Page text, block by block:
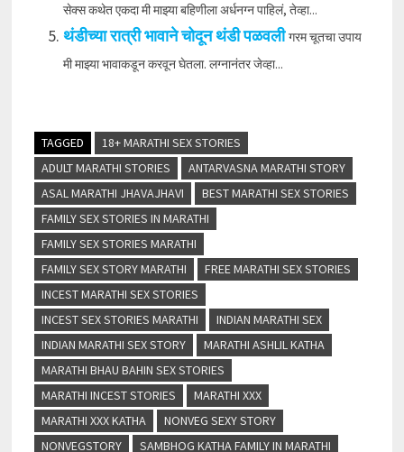
सेक्स कथेत एकदा मी माझ्या बहिणीला अर्धनग्न पाहिलं, तेव्हा...
थंडीच्या रात्री भावाने चोदून थंडी पळवली गरम चूतचा उपाय
मी माझ्या भावाकडून करवून घेतला. लग्नानंतर जेव्हा...
TAGGED
18+ MARATHI SEX STORIES
ADULT MARATHI STORIES
ANTARVASNA MARATHI STORY
ASAL MARATHI JHAVAJHAVI
BEST MARATHI SEX STORIES
FAMILY SEX STORIES IN MARATHI
FAMILY SEX STORIES MARATHI
FAMILY SEX STORY MARATHI
FREE MARATHI SEX STORIES
INCEST MARATHI SEX STORIES
INCEST SEX STORIES MARATHI
INDIAN MARATHI SEX
INDIAN MARATHI SEX STORY
MARATHI ASHLIL KATHA
MARATHI BHAU BAHIN SEX STORIES
MARATHI INCEST STORIES
MARATHI XXX
MARATHI XXX KATHA
NONVEG SEXY STORY
NONVEGSTORY
SAMBHOG KATHA FAMILY IN MARATHI